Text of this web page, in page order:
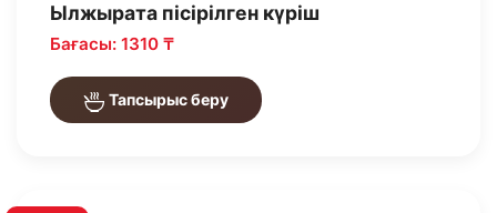
Ылжырата пісірілген күріш
Бағасы: 1310 ₸
Тапсырыс беру